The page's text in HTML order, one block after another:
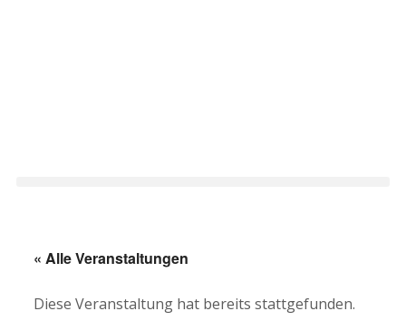
« Alle Veranstaltungen
Diese Veranstaltung hat bereits stattgefunden.